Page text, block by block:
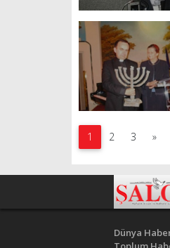
1 2 3 »
Dünya